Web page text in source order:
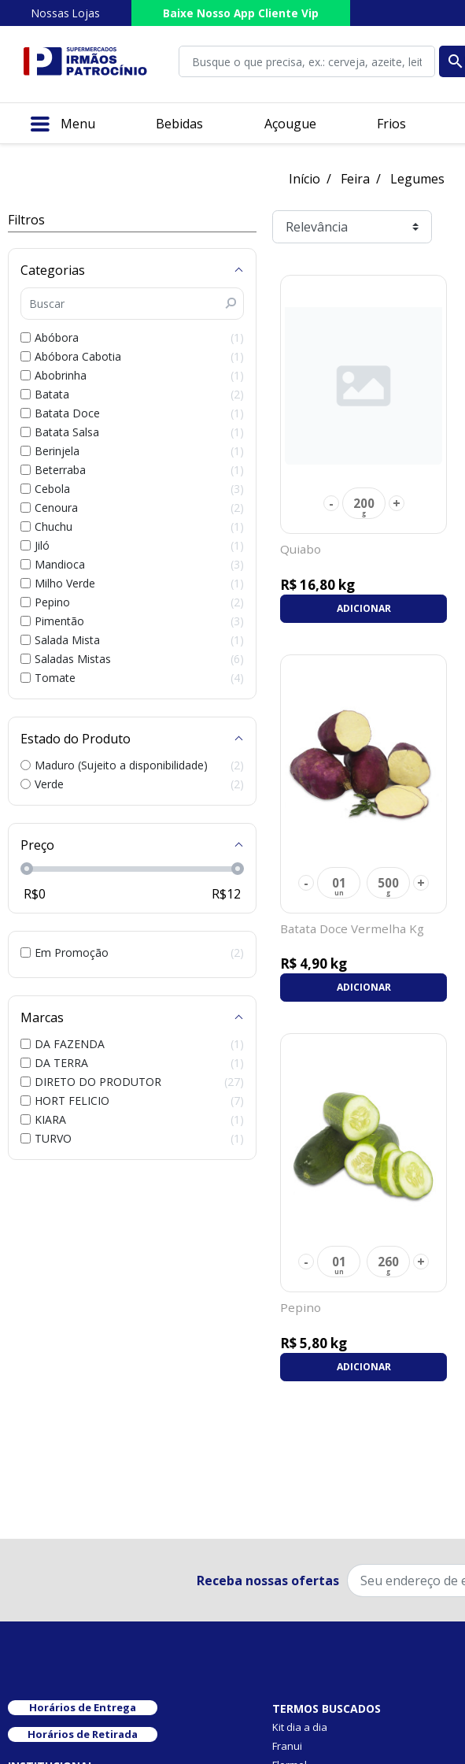
Nossas Lojas Baixe Nosso App Cliente Vip
search
Menu Bebidas Açougue Frios
Início Feira Legumes
Filtros
Categorias
Abóbora
1
Abóbora Cabotia
1
Abobrinha
1
Batata
2
Batata Doce
1
Batata Salsa
1
Berinjela
1
Beterraba
1
Cebola
3
Cenoura
2
Chuchu
1
Jiló
1
Mandioca
3
Milho Verde
1
Pepino
2
Pimentão
3
Salada Mista
1
Saladas Mistas
6
Tomate
4
Estado do Produto
Maduro (Sujeito a disponibilidade)
2
Verde
2
Preço
R$0 R$12
Em Promoção 2
Marcas
DA FAZENDA
1
DA TERRA
1
DIRETO DO PRODUTOR
27
HORT FELICIO
7
KIARA
1
TURVO
1
- 200 +
Quiabo
R$ 16,80 kg
ADICIONAR
- 01 500 +
Batata Doce Vermelha Kg
R$ 4,90 kg
ADICIONAR
- 01 260 +
Pepino
R$ 5,80 kg
ADICIONAR
Receba nossas ofertas
Horários de Entrega
Horários de Retirada
TERMOS BUSCADOS
Kit dia a dia
Franui